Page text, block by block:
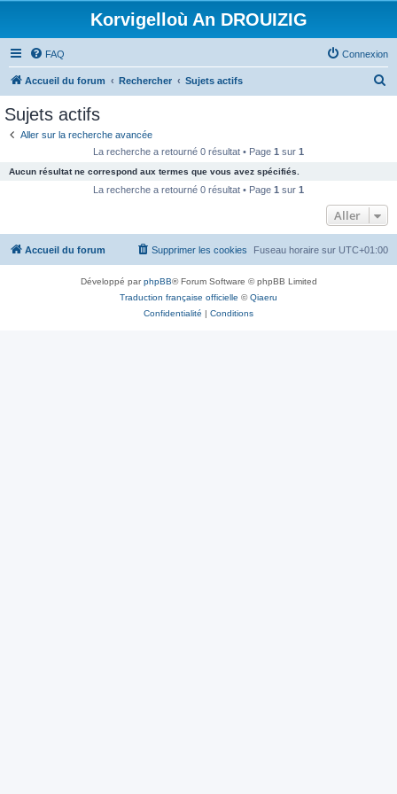
Korvigelloù An DROUIZIG
FAQ Connexion
Accueil du forum Rechercher Sujets actifs
c
e
Sujets actifs
Aller sur la recherche avancée
La recherche a retourné 0 résultat • Page 1 sur 1
Aucun résultat ne correspond aux termes que vous avez spécifiés.
La recherche a retourné 0 résultat • Page 1 sur 1
Aller
Accueil du forum Fuseau horaire sur UTC+01:00
Supprimer les cookies
Développé parphpBB® Forum Software © phpBB Limited
Traduction française officielle ©Qiaeru
Confidentialité | Conditions